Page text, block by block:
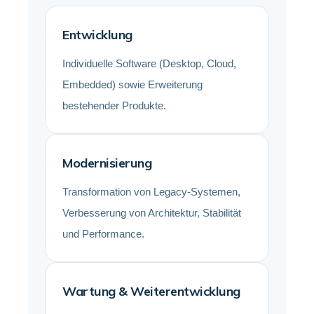
Entwicklung
Individuelle Software (Desktop, Cloud,
Embedded) sowie Erweiterung
bestehender Produkte.
Modernisierung
Transformation von Legacy-Systemen,
Verbesserung von Architektur, Stabilität
und Performance.
Wartung & Weiterentwicklung